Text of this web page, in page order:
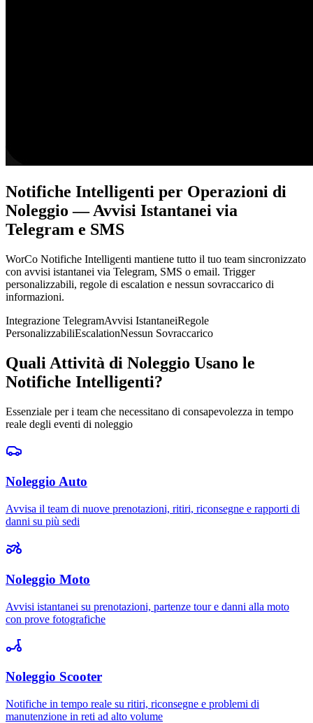
Notifiche Intelligenti per Operazioni di
Noleggio — Avvisi Istantanei via
Telegram e SMS
WorCo Notifiche Intelligenti mantiene tutto il tuo team sincronizzato
con avvisi istantanei via Telegram, SMS o email. Trigger
personalizzabili, regole di escalation e nessun sovraccarico di
informazioni.
Integrazione TelegramAvvisi IstantaneiRegole
PersonalizzabiliEscalationNessun Sovraccarico
Quali Attività di Noleggio Usano le
Notifiche Intelligenti?
Essenziale per i team che necessitano di consapevolezza in tempo
reale degli eventi di noleggio
Noleggio Auto
Avvisa il team di nuove prenotazioni, ritiri, riconsegne e rapporti di
danni su più sedi
Noleggio Moto
Avvisi istantanei su prenotazioni, partenze tour e danni alla moto
con prove fotografiche
Noleggio Scooter
Notifiche in tempo reale su ritiri, riconsegne e problemi di
manutenzione in reti ad alto volume